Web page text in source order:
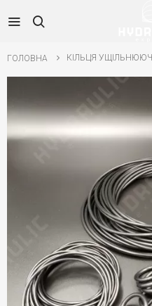
ГОЛОВНА КІЛЬЦЯ УЩІЛЬНЮЮЧІ